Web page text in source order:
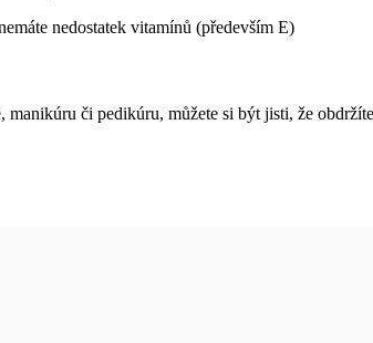
nedostatek vitamínů (především E)
či pedikúru, můžete si být jisti, že